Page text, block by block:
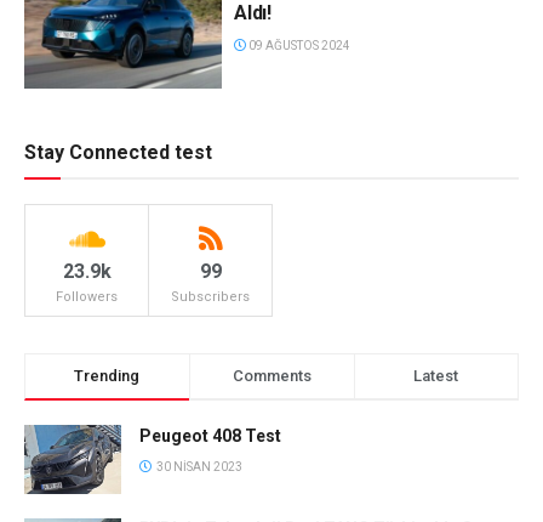
Aldı!
09 AĞUSTOS 2024
Stay Connected test
23.9k
Followers
99
Subscribers
Trending Comments Latest
Peugeot 408 Test
30 NISAN 2023